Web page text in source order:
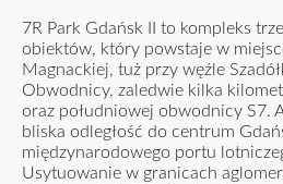
7R Park Gdańsk II to kompleks
obiektów, który powstaje w
Magnackiej, tuż przy węźle
Obwodnicy, zaledwie kilka
oraz południowej obwodnicy S7.
bliska odległość do centrum
międzynarodowego portu
Usytuowanie w granicach